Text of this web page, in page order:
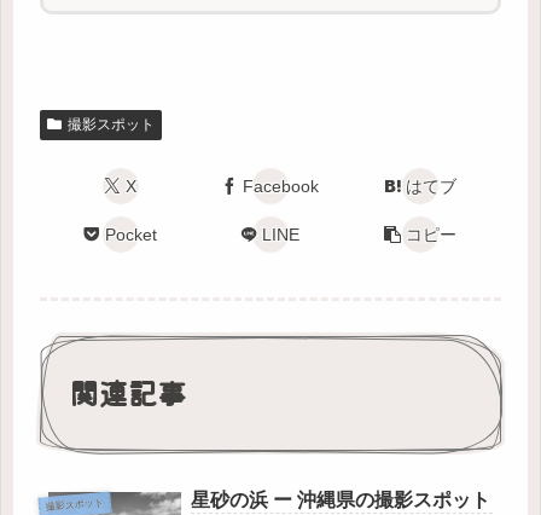
撮影スポット
X Facebook はてブ
Pocket LINE コピー
関連記事
撮影スポット 星砂の浜 ー 沖縄県の撮影スポット